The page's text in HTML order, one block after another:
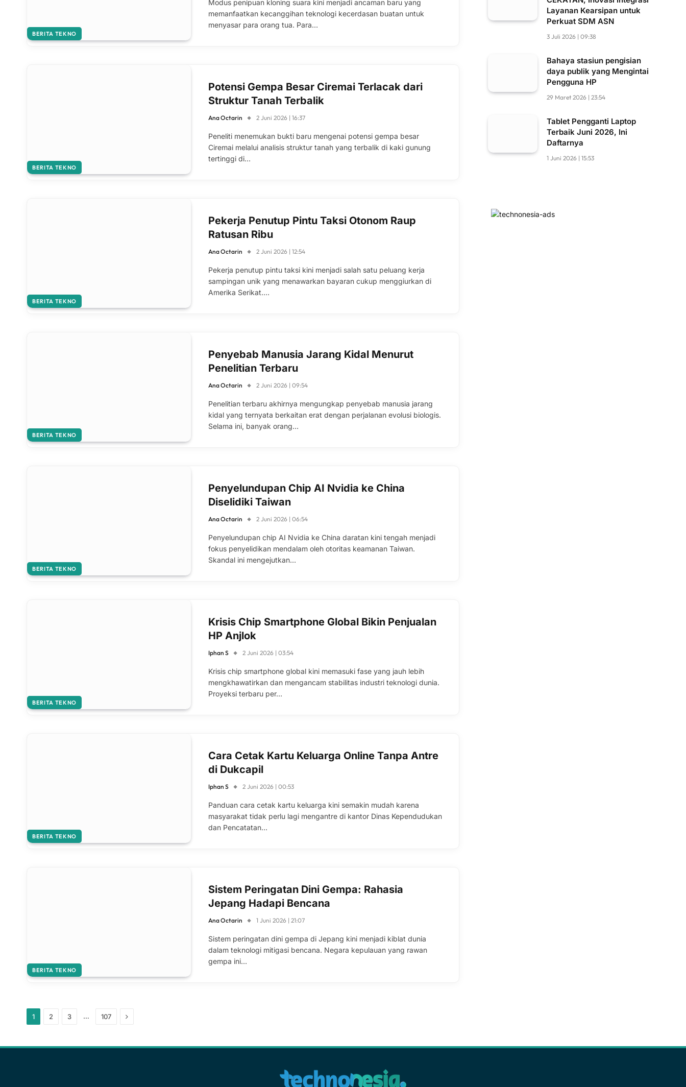
BERITA TEKNO
Modus penipuan kloning suara kini menjadi ancaman baru yang
memanfaatkan kecanggihan teknologi kecerdasan buatan untuk
menyasar para orang tua. Para…
BERITA TEKNO
Potensi Gempa Besar Ciremai Terlacak dari
Struktur Tanah Terbalik
Ana Octarin 2 Juni 2026 | 16:37
Peneliti menemukan bukti baru mengenai potensi gempa besar
Ciremai melalui analisis struktur tanah yang terbalik di kaki gunung
tertinggi di…
BERITA TEKNO
Pekerja Penutup Pintu Taksi Otonom Raup
Ratusan Ribu
Ana Octarin 2 Juni 2026 | 12:54
Pekerja penutup pintu taksi kini menjadi salah satu peluang kerja
sampingan unik yang menawarkan bayaran cukup menggiurkan di
Amerika Serikat.…
BERITA TEKNO
Penyebab Manusia Jarang Kidal Menurut
Penelitian Terbaru
Ana Octarin 2 Juni 2026 | 09:54
Penelitian terbaru akhirnya mengungkap penyebab manusia jarang
kidal yang ternyata berkaitan erat dengan perjalanan evolusi biologis.
Selama ini, banyak orang…
BERITA TEKNO
Penyelundupan Chip AI Nvidia ke China
Diselidiki Taiwan
Ana Octarin 2 Juni 2026 | 06:54
Penyelundupan chip AI Nvidia ke China daratan kini tengah menjadi
fokus penyelidikan mendalam oleh otoritas keamanan Taiwan.
Skandal ini mengejutkan…
BERITA TEKNO
Krisis Chip Smartphone Global Bikin Penjualan
HP Anjlok
Iphan S 2 Juni 2026 | 03:54
Krisis chip smartphone global kini memasuki fase yang jauh lebih
mengkhawatirkan dan mengancam stabilitas industri teknologi dunia.
Proyeksi terbaru per…
BERITA TEKNO
Cara Cetak Kartu Keluarga Online Tanpa Antre
di Dukcapil
Iphan S 2 Juni 2026 | 00:53
Panduan cara cetak kartu keluarga kini semakin mudah karena
masyarakat tidak perlu lagi mengantre di kantor Dinas Kependudukan
dan Pencatatan…
BERITA TEKNO
Sistem Peringatan Dini Gempa: Rahasia
Jepang Hadapi Bencana
Ana Octarin 1 Juni 2026 | 21:07
Sistem peringatan dini gempa di Jepang kini menjadi kiblat dunia
dalam teknologi mitigasi bencana. Negara kepulauan yang rawan
gempa ini…
1 2 3 … 107 Next
Layanan Kearsipan untuk
Perkuat SDM ASN
3 Juli 2026 | 09:38
Bahaya stasiun pengisian
daya publik yang Mengintai
Pengguna HP
29 Maret 2026 | 23:54
Tablet Pengganti Laptop
Terbaik Juni 2026, Ini
Daftarnya
1 Juni 2026 | 15:53